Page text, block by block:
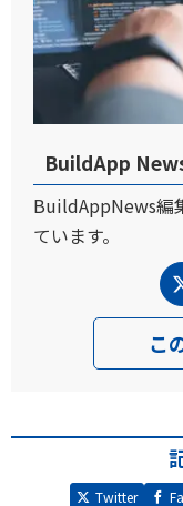
BuildApp
BuildAppNews編
ています。
こ
Twitter